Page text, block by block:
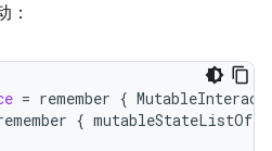
：
= remember {
{